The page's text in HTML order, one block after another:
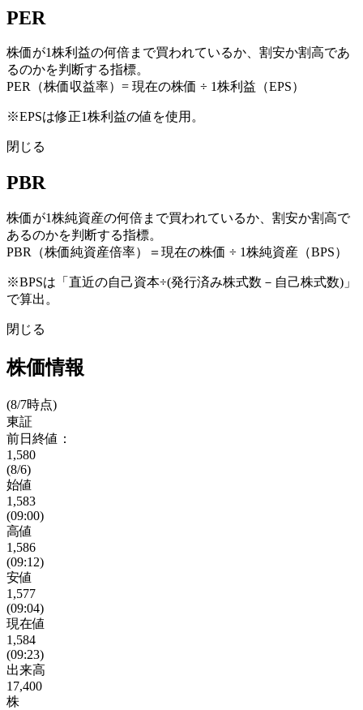
PER
株価が1株利益の何倍まで買われているか、割安か割高であ
るのかを判断する指標。
PER（株価収益率）= 現在の株価 ÷ 1株利益（EPS）
※EPSは修正1株利益の値を使用。
閉じる
PBR
株価が1株純資産の何倍まで買われているか、割安か割高で
あるのかを判断する指標。
PBR（株価純資産倍率）＝現在の株価 ÷ 1株純資産（BPS）
※BPSは「直近の自己資本÷(発行済み株式数－自己株式数)」
で算出。
閉じる
株価情報
(8/7時点)
東証
前日終値：
1,580
(8/6)
始値
1,583
(09:00)
高値
1,586
(09:12)
安値
1,577
(09:04)
現在値
1,584
(09:23)
出来高
17,400
株